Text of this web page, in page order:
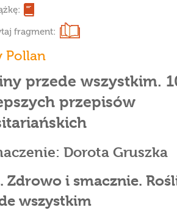
fragment:
Pollan
przede wszystkim.
przepisów
Dorota Gruszka
Zdrowo i smacznie.
wszystkim